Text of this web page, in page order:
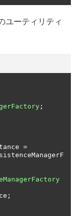
ユーティリティ
;
=
;